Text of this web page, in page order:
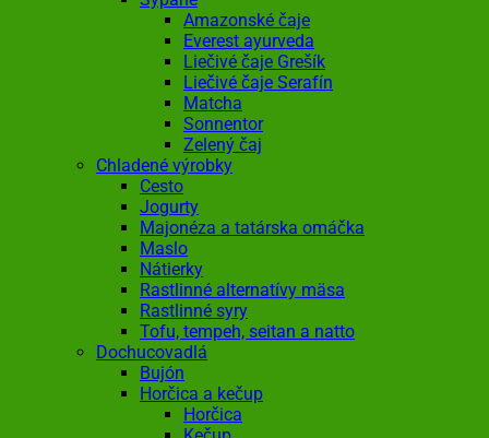
Amazonské čaje
Everest ayurveda
Liečivé čaje Grešík
Liečivé čaje Serafín
Matcha
Sonnentor
Zelený čaj
Chladené výrobky
Cesto
Jogurty
Majonéza a tatárska omáčka
Maslo
Nátierky
Rastlinné alternatívy mäsa
Rastlinné syry
Tofu, tempeh, seitan a natto
Dochucovadlá
Bujón
Horčica a kečup
Horčica